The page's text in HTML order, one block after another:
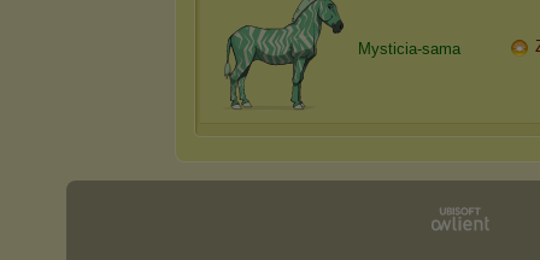
Mysticia-sama